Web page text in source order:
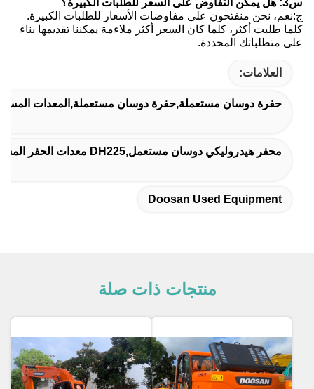
س3: هل يمكن التفاوض على السعر للطلبات الكبيرة؟
ج:نعم، نحن منفتحون على مفاوضات الأسعار للطلبات الكبيرة.
كلما طلبت أكثر، كلما كان السعر أكثر ملاءمة يمكننا تقديمها بناء
على متطلباتك المحددة.
العلامات:
حفرة دوسان مستعملة,حفرة دوسان مستعملة,المعدات
محفر هيدروليكي دوسان مستعمل,DH225 معدات الحفر المستخدمة
Doosan Used Equipment
منتجات ذات صلة